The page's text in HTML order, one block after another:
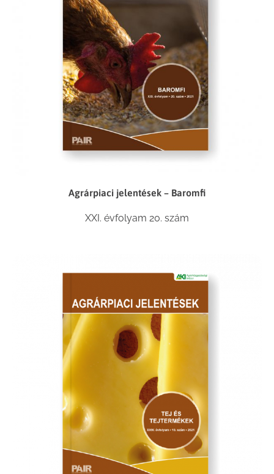
Agrárpiaci jelentések – Baromfi
XXI. évfolyam 20. szám